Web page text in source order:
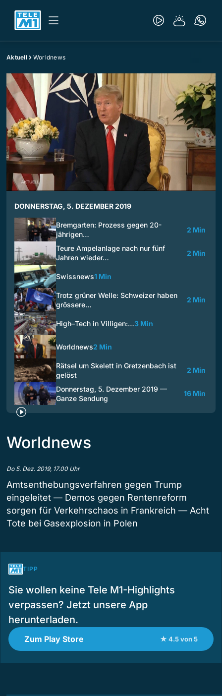
Aktuell Worldnews
DONNERSTAG, 5. DEZEMBER 2019
Bremgarten: Prozess gegen 20-
jährigen…
2 Min
Teure Ampelanlage nach nur fünf
Jahren wieder…
2 Min
Swissnews1 Min
Trotz grüner Welle: Schweizer haben
grössere…
2 Min
High–Tech in Villigen:…3 Min
Worldnews2 Min
Rätsel um Skelett in Gretzenbach ist
gelöst
2 Min
Donnerstag, 5. Dezember 2019 —
Ganze Sendung
16 Min
Worldnews
Do 5. Dez. 2019, 17.00 Uhr
Amtsenthebungsverfahren gegen Trump
eingeleitet — Demos gegen Rentenreform
sorgen für Verkehrschaos in Frankreich — Acht
Tote bei Gasexplosion in Polen
TIPP
Sie wollen keine Tele M1-Highlights
verpassen? Jetzt unsere App
herunterladen.
Zum Play Store ★ 4.5 von 5